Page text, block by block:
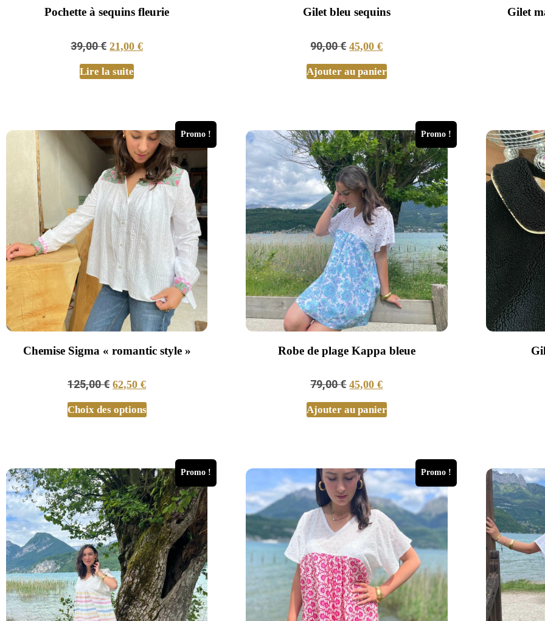
Pochette à sequins fleurie
39,00€ 21,00€
Lire la suite
Gilet bleu sequins
90,00€ 45,00€
Ajouter au panier
Gilet
Promo !
Chemise Sigma « romantic style »
125,00€ 62,50€
Choix des options
Promo !
Robe de plage Kappa bleue
79,00€ 45,00€
Ajouter au panier
Promo ! Promo !